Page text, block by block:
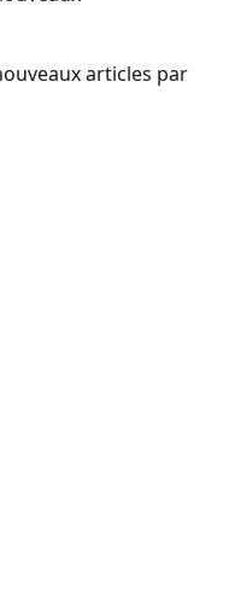
articles par